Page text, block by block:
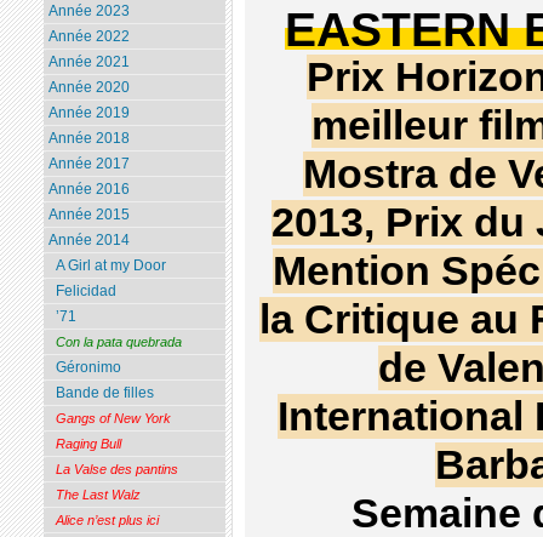
EASTERN
Prix
meilleur
Mostra de
2013, Prix du
Mention
la Critique au
de
International
Semaine
Année 2023
Année 2022
Année 2021
Année 2020
Année 2019
Année 2018
Année 2017
Année 2016
Année 2015
Année 2014
A Girl at my Door
Felicidad
’71
Con la pata quebrada
Géronimo
Bande de filles
Gangs of New York
Raging Bull
La Valse des pantins
The Last Walz
Alice n’est plus ici